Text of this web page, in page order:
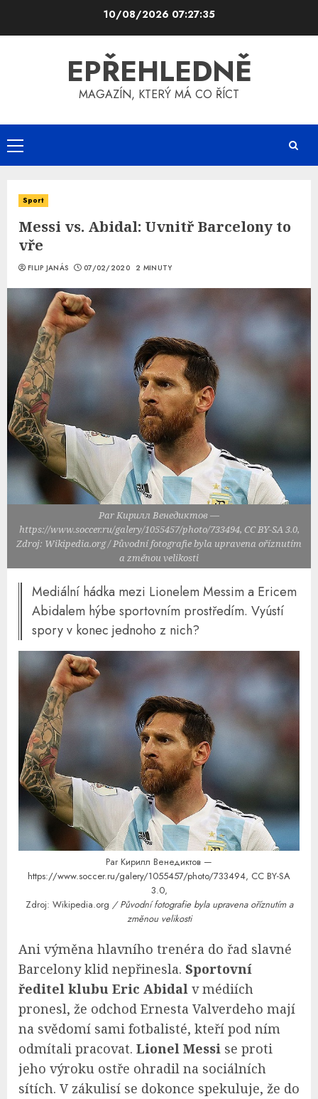
10/08/2026 07:27:36
EPŘEHLEDNĚ
MAGAZÍN, KTERÝ MÁ CO ŘÍCT
Primary
Menu
Sport
Messi vs. Abidal: Uvnitř Barcelony to
vře
FILIP JANÁS 07/02/2020 2 MINUTY
Par Кирилл Венедиктов —
https://www.soccer.ru/galery/1055457/photo/733494, CC BY-SA 3.0,
Zdroj: Wikipedia.org / Původní fotografie byla upravena oříznutím
a změnou velikosti
Mediální hádka mezi Lionelem Messim a Ericem
Abidalem hýbe sportovním prostředím. Vyústí
spory v konec jednoho z nich?
Par Кирилл Венедиктов —
https://www.soccer.ru/galery/1055457/photo/733494, CC BY-SA
3.0,
Zdroj: Wikipedia.org / Původní fotografie byla upravena oříznutím a
změnou velikosti
Ani výměna hlavního trenéra do řad slavné
Barcelony klid nepřinesla. Sportovní
ředitel klubu Eric Abidal v médiích
pronesl, že odchod Ernesta Valverdeho mají
na svědomí sami fotbalisté, kteří pod ním
odmítali pracovat. Lionel Messi se proti
jeho výroku ostře ohradil na sociálních
sítích. V zákulisí se dokonce spekuluje, že do